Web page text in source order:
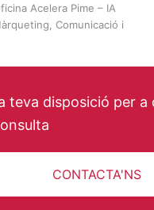
Acelera Pime – IA
Comunicació i
teva disposició per a
CONTACTA'NS